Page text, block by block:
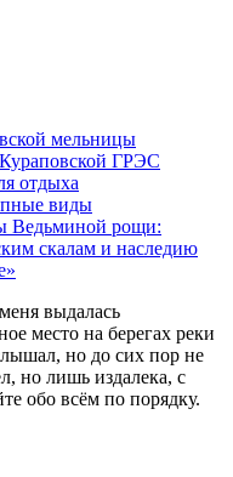
мельницы
ГРЭС
отдыха
виды
Ведьминой рощи:
скалам и наследию
выдалась
место на берегах реки
но до сих пор не
но лишь издалека, с
обо всём по порядку.